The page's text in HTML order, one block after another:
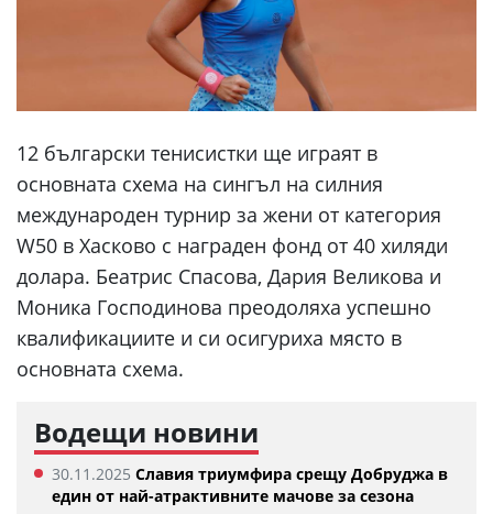
12 български тенисистки ще играят в
основната схема на сингъл на силния
международен турнир за жени от категория
W50 в Хасково с награден фонд от 40 хиляди
долара. Беатрис Спасова, Дария Великова и
Моника Господинова преодоляха успешно
квалификациите и си осигуриха място в
основната схема.
Водещи новини
30.11.2025 Славия триумфира срещу Добруджа в
един от най-атрактивните мачове за сезона